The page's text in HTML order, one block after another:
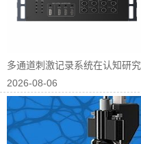
多通道刺激记录系统在认知研究
中的应用
2026-08-06